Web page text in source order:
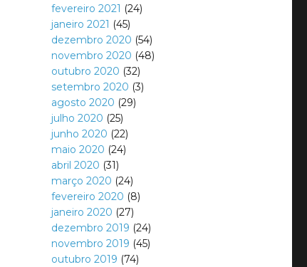
fevereiro 2021 (24)
janeiro 2021 (45)
dezembro 2020 (54)
novembro 2020 (48)
outubro 2020 (32)
setembro 2020 (3)
agosto 2020 (29)
julho 2020 (25)
junho 2020 (22)
maio 2020 (24)
abril 2020 (31)
março 2020 (24)
fevereiro 2020 (8)
janeiro 2020 (27)
dezembro 2019 (24)
novembro 2019 (45)
outubro 2019 (74)